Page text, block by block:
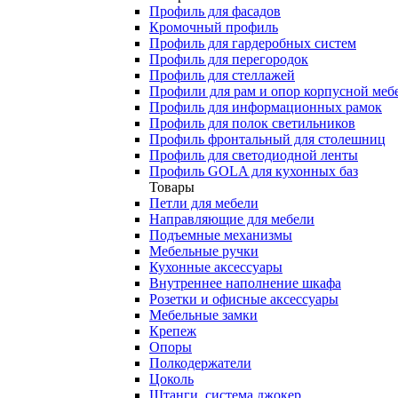
Профиль для фасадов
Кромочный профиль
Профиль для гардеробных систем
Профиль для перегородок
Профиль для стеллажей
Профили для рам и опор корпусной
Профиль для информационных рамок
Профиль для полок светильников
Профиль фронтальный для столешниц
Профиль для светодиодной ленты
Профиль GOLA для кухонных баз
Товары
Петли для мебели
Направляющие для мебели
Подъемные механизмы
Мебельные ручки
Кухонные аксессуары
Внутреннее наполнение шкафа
Розетки и офисные аксессуары
Мебельные замки
Крепеж
Опоры
Полкодержатели
Цоколь
Штанги, система джокер